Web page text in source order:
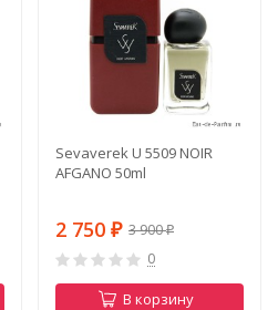
Sevaverek U 5509 NOIR
AFGANO 50ml
2 750 ₽ 3 900₽
0
В корзину